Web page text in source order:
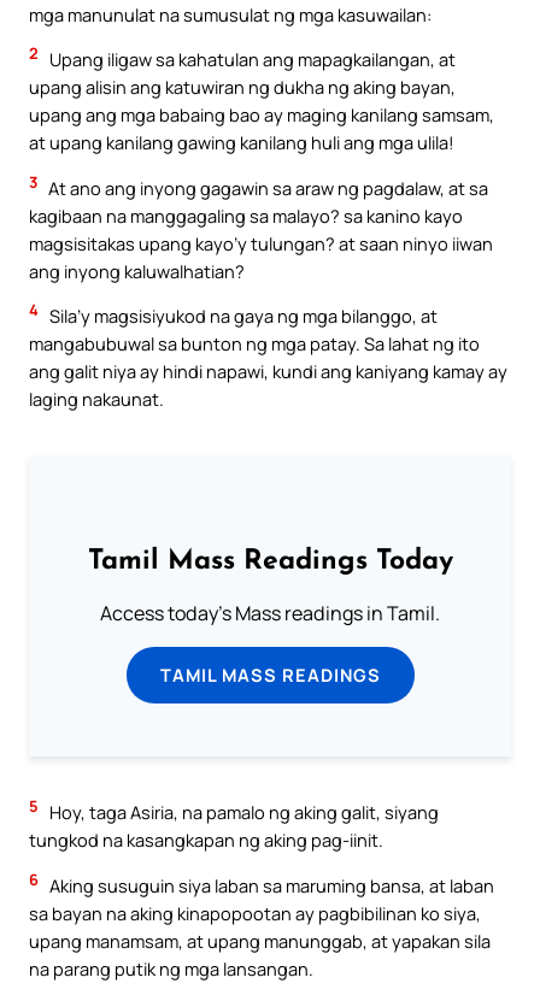
mga manunulat na sumusulat ng mga kasuwailan:
2
Upang iligaw sa kahatulan ang mapagkailangan, at
upang alisin ang katuwiran ng dukha ng aking bayan,
upang ang mga babaing bao ay maging kanilang samsam,
at upang kanilang gawing kanilang huli ang mga ulila!
3 At ano ang inyong gagawin sa araw ng pagdalaw, at sa
kagibaan na manggagaling sa malayo? sa kanino kayo
magsisitakas upang kayo’y tulungan? at saan ninyo iiwan
ang inyong kaluwalhatian?
4 Sila’y magsisiyukod na gaya ng mga bilanggo, at
mangabubuwal sa bunton ng mga patay. Sa lahat ng ito
ang galit niya ay hindi napawi, kundi ang kaniyang kamay ay
laging nakaunat.
Tamil Mass Readings Today
Access today's Mass readings in Tamil.
TAMIL MASS READINGS
5
Hoy, taga Asiria, na pamalo ng aking galit, siyang
tungkod na kasangkapan ng aking pag-iinit.
6 Aking susuguin siya laban sa maruming bansa, at laban
sa bayan na aking kinapopootan ay pagbibilinan ko siya,
upang manamsam, at upang manunggab, at yapakan sila
na parang putik ng mga lansangan.